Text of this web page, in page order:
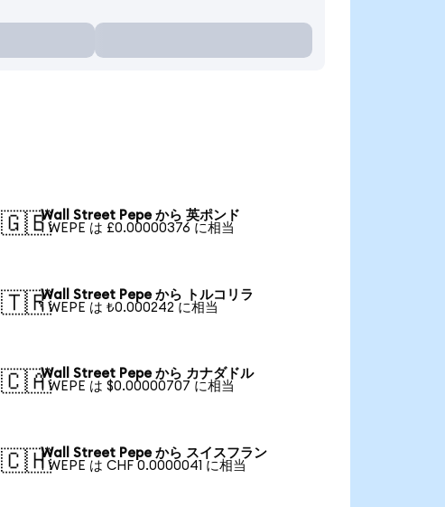
🇬🇧Wall Street Pepe から 英ポンド
1 WEPE は £0.00000376 に相当
🇹🇷Wall Street Pepe から トルコリラ
1 WEPE は ₺0.000242 に相当
🇨🇦Wall Street Pepe から カナダドル
1 WEPE は $0.00000707 に相当
🇨🇭Wall Street Pepe から スイスフラン
1 WEPE は CHF 0.0000041 に相当